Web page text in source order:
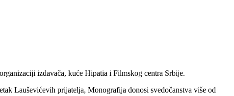
izdavača, kuće Hipatia i Filmskog centra Srbije.
Lauševićevih prijatelja, Monografija donosi svedočanstva više od